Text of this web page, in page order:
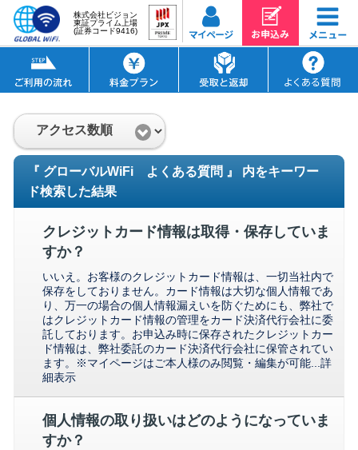
株式会社ビジョン
東証プライム上場
(証券コード9416)
『 グローバルWiFi よくある質問 』 内をキーワー
ド検索した結果
クレジットカード情報は取得・保存していま
すか？
いいえ。お客様のクレジットカード情報は、一切当社内で
保存をしておりません。カード情報は大切な個人情報であ
り、万一の場合の個人情報漏えいを防ぐためにも、弊社で
はクレジットカード情報の管理をカード決済代行会社に委
託しております。お申込み時に保存されたクレジットカー
ド情報は、弊社委託のカード決済代行会社に保管されてい
ます。※マイページはご本人様のみ閲覧・編集が可能... 詳
細表示
個人情報の取り扱いはどのようになっていま
すか？